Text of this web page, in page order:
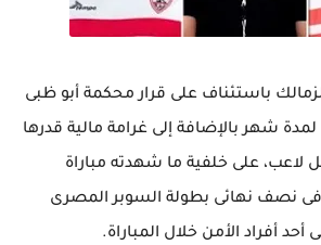
باستئناف على قرار محكمة أبو ظبى
شهر بالإضافة إلى غرامة مالية قدرها
كل لاعب، على خلفية ما شهدته مباراة
فى نصف نهائى بطولة السوبر المصرى
أحد أفراد الأمن خلال المباراة.